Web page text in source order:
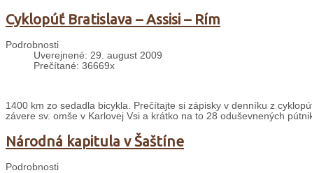
Cyklopúť Bratislava – Assisi – Rím
Podrobnosti
Uverejnené: 29. august 2009
Prečítané: 36669x
1400 km zo sedadla bicykla. Prečítajte si zápisky v denníku z
závere sv. omše v Karlovej Vsi a krátko na to 28 oduševnených
Národná kapitula v Šaštíne
Podrobnosti